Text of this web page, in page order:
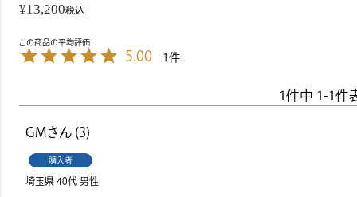
¥13,200税込
5.00 1
1件中 1-1件
GM 3
購入者
埼玉県 40代 男性